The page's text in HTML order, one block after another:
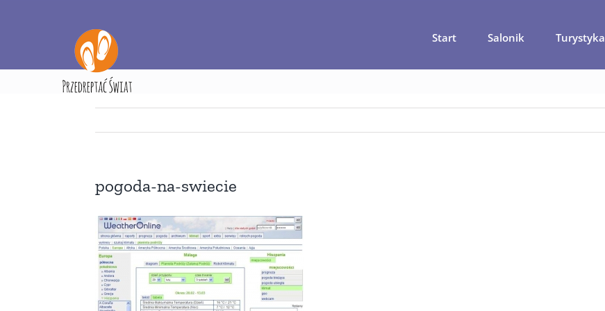
Start Salonik Turystyka
Sam Rezerwuję czyli pierwsze wakacje bez biura podróży
pogoda-na-swiecie